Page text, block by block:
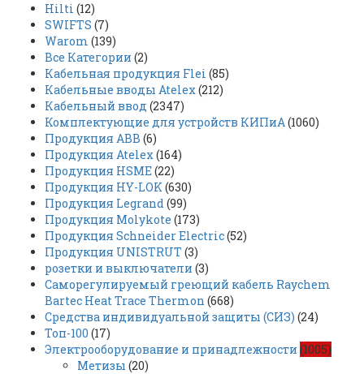
Hilti (12)
SWIFTS (7)
Warom (139)
Все Категории (2)
Кабельная продукция Flei (85)
Кабельные вводы Atelex(212)
Кабельный ввод (2347)
Комплектующие для устройств КИПиА(1060)
Продукция ABB (6)
Продукция Atelex(164)
Продукция HSME(22)
Продукция HY-LOK (630)
Продукция Legrand(99)
Продукция Molykote (173)
Продукция Schneider Electric(52)
Продукция UNISTRUT (3)
розетки и выключатели (3)
Саморегулируемый греющий кабель Raychem
Bartec Heat Trace Thermon (668)
Средства индивидуальной защиты (СИЗ) (24)
Топ-100 (17)
Электрооборудование и принадлежности (1005)
Метизы (20)